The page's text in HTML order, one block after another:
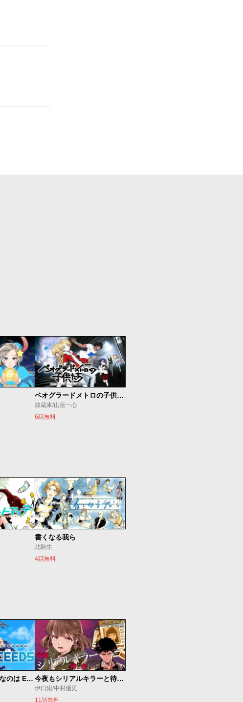
ベオグラードメトロの子供たち
隷蔵庫/山座一心
6話無料
書くなる我ら
北駒生
4話無料
魔法少女リリカルなのは EXCEEDS 今夜もシリアルキラーと待ち合わせ
伊口紺/中村優児
11話無料